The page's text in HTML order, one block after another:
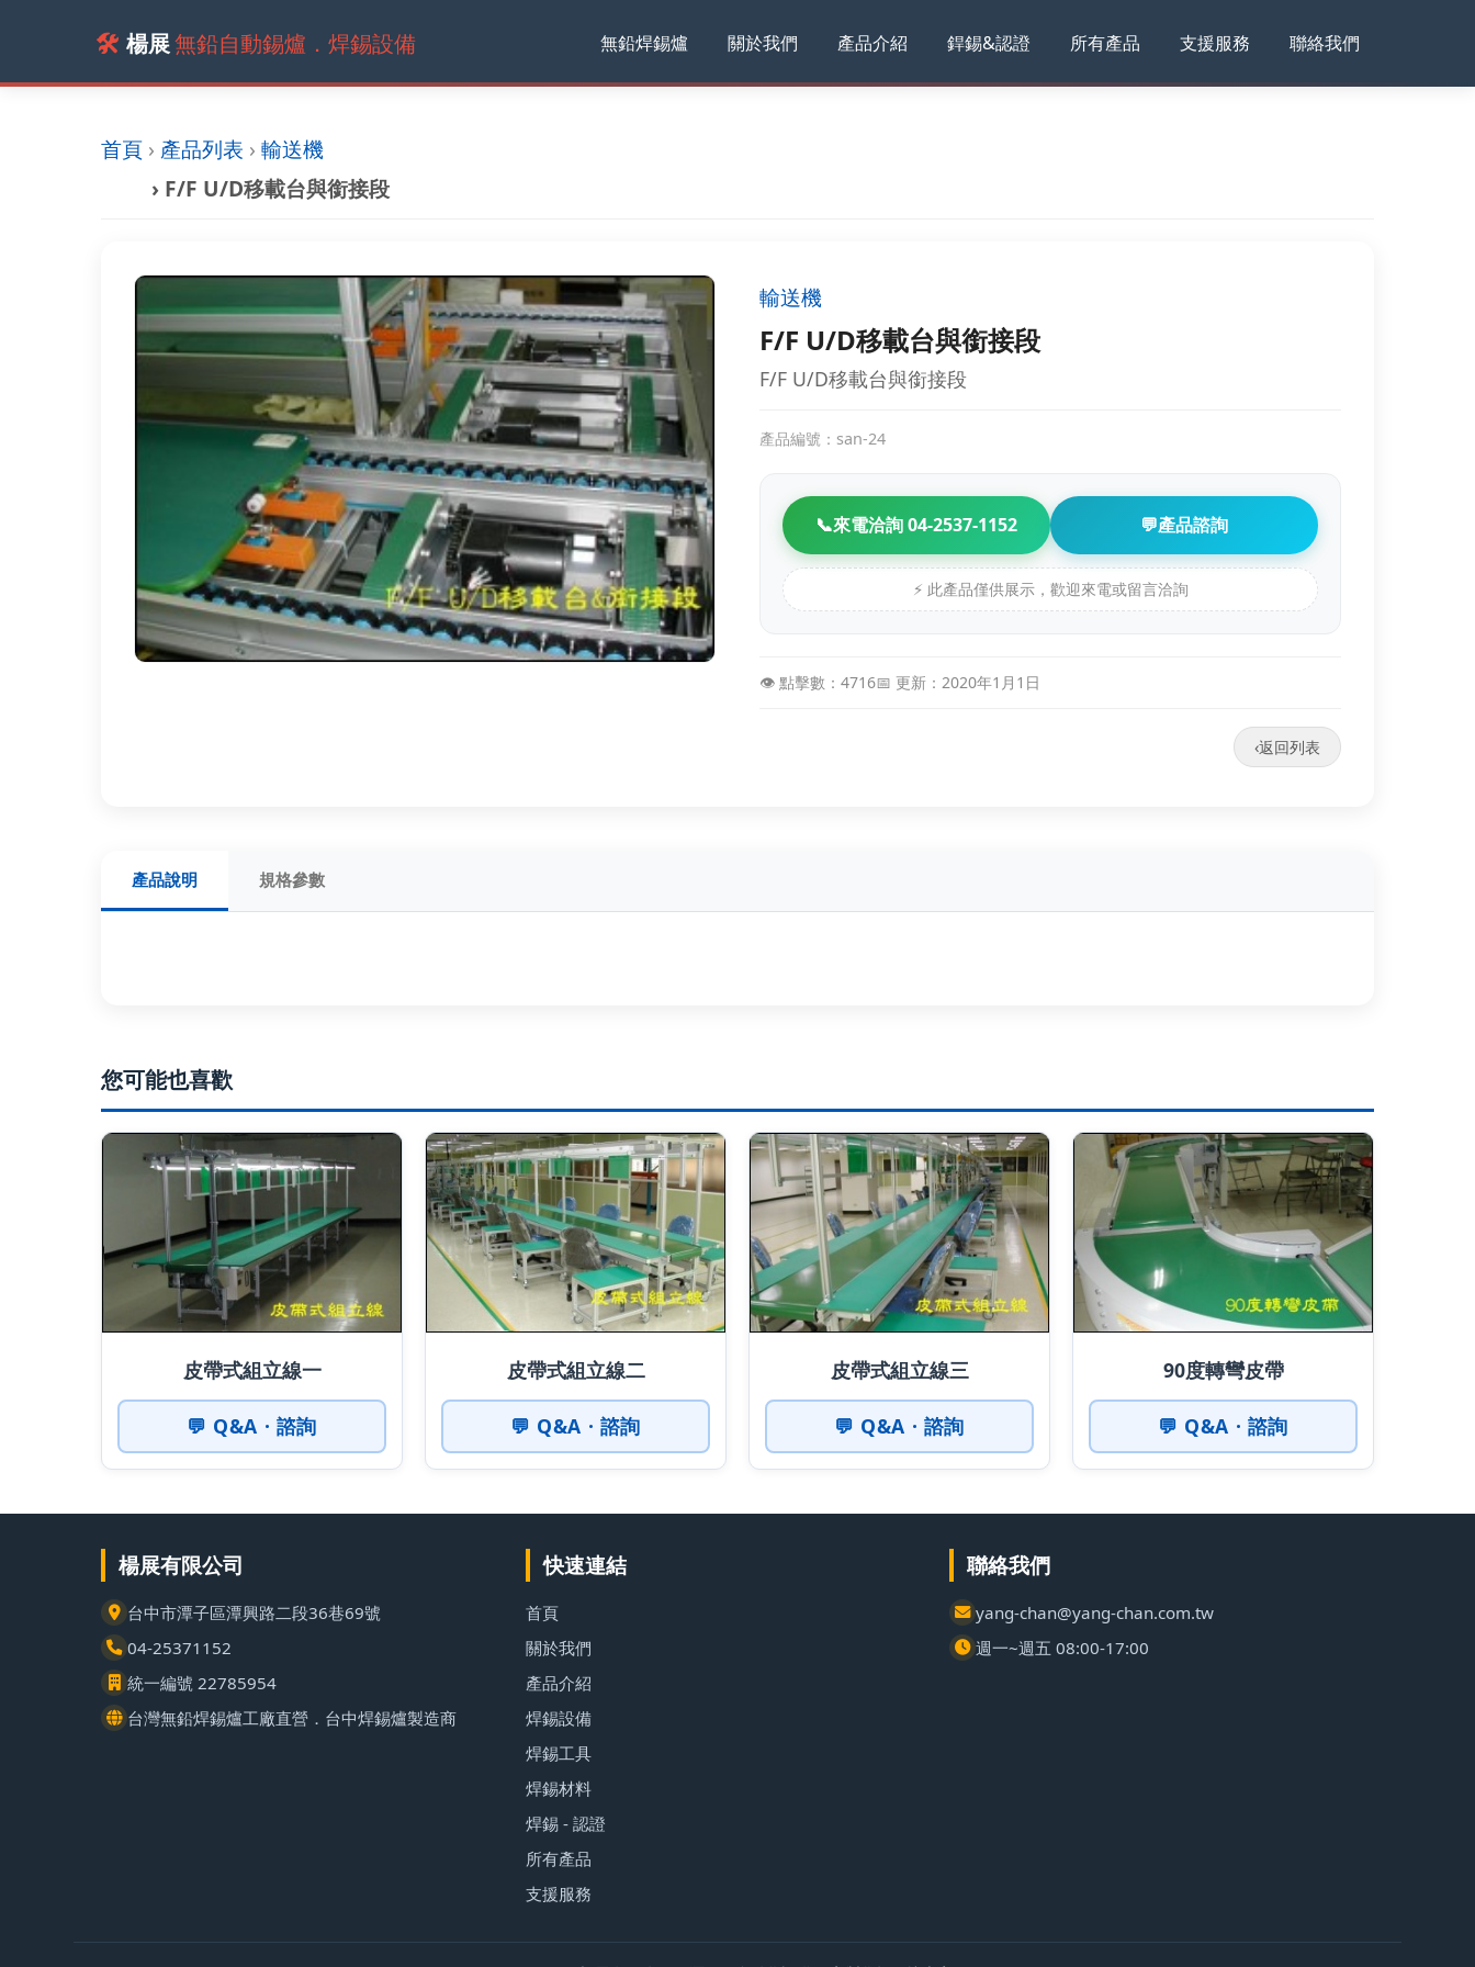
🛠️ 楊展無鉛自動錫爐．焊錫設備 無鉛焊錫爐 關於我們 產品介紹 銲錫&認證 所有產品 支援服務 聯絡我們
首頁 › 產品列表 › 輸送機
› F/F U/D移載台與銜接段
輸送機
F/F U/D移載台與銜接段
F/F U/D移載台與銜接段
產品編號：san-24
📞來電洽詢 04-2537-1152 💬產品諮詢
⚡ 此產品僅供展示，歡迎來電或留言洽詢
👁️ 點擊數：4716📅 更新：2020年1月1日
‹返回列表
產品說明 規格參數
您可能也喜歡
皮帶式組立線一
💬 Q&A · 諮詢
皮帶式組立線二
💬 Q&A · 諮詢
皮帶式組立線三
💬 Q&A · 諮詢
90度轉彎皮帶
💬 Q&A · 諮詢
楊展有限公司
台中市潭子區潭興路二段36巷69號
04-25371152
統一編號 22785954
台灣無鉛焊錫爐工廠直營．台中焊錫爐製造商
快速連結
首頁
關於我們
產品介紹
焊錫設備
焊錫工具
焊錫材料
焊錫 - 認證
所有產品
支援服務
聯絡我們
yang-chan@yang-chan.com.tw
週一~週五 08:00-17:00